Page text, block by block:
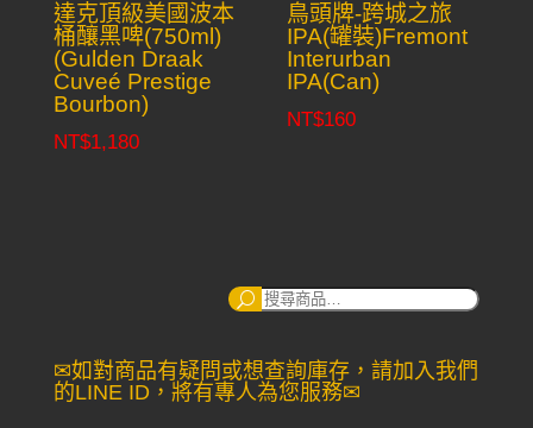
達克頂級美國波本
桶釀黑啤(750ml)
(Gulden Draak
Cuveé Prestige
Bourbon)
NT$1,180
鳥頭牌-跨城之旅
IPA(罐裝)Fremont
Interurban
IPA(Can)
NT$160
搜
✉如對商品有疑問或想查詢庫存，請加入我們
的LINE ID，將有專人為您服務✉